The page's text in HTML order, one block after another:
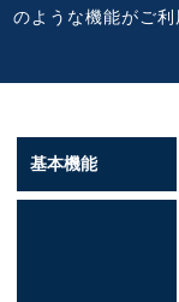
のような機能がご利
基本機能